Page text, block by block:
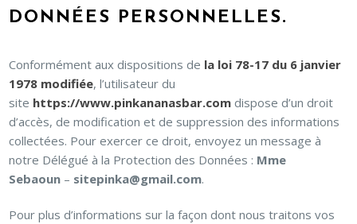
DONNÉES PERSONNELLES.
Conformément aux dispositions de la loi 78-17 du 6 janvier
1978 modifiée, l’utilisateur du
site https://www.pinkananasbar.com dispose d’un droit
d’accès, de modification et de suppression des informations
collectées. Pour exercer ce droit, envoyez un message à
notre Délégué à la Protection des Données : Mme
Sebaoun – sitepinka@gmail.com.
Pour plus d’informations sur la façon dont nous traitons vos